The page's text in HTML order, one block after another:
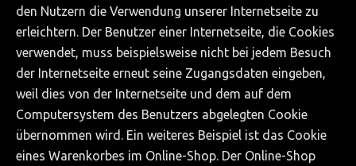
den Nutzern die Verwendung unserer Internetseite zu
erleichtern. Der Benutzer einer Internetseite, die Cookies
verwendet, muss beispielsweise nicht bei jedem Besuch
der Internetseite erneut seine Zugangsdaten eingeben,
weil dies von der Internetseite und dem auf dem
Computersystem des Benutzers abgelegten Cookie
übernommen wird. Ein weiteres Beispiel ist das Cookie
eines Warenkorbes im Online-Shop. Der Online-Shop